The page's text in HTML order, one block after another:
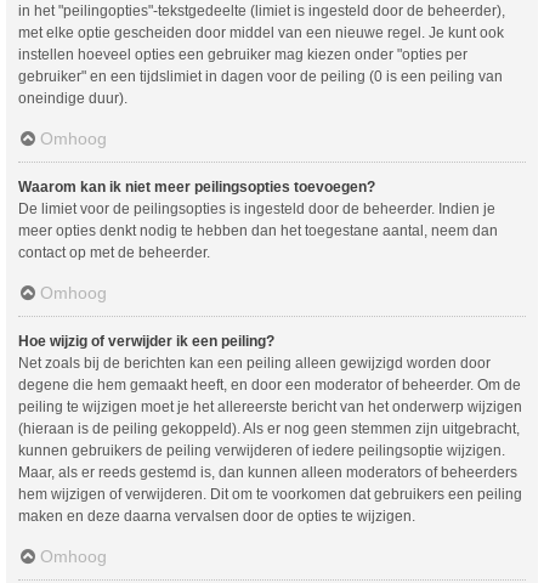
in het "peilingopties"-tekstgedeelte (limiet is ingesteld door de beheerder),
met elke optie gescheiden door middel van een nieuwe regel. Je kunt ook
instellen hoeveel opties een gebruiker mag kiezen onder "opties per
gebruiker" en een tijdslimiet in dagen voor de peiling (0 is een peiling van
oneindige duur).
Omhoog
Waarom kan ik niet meer peilingsopties toevoegen?
De limiet voor de peilingsopties is ingesteld door de beheerder. Indien je
meer opties denkt nodig te hebben dan het toegestane aantal, neem dan
contact op met de beheerder.
Omhoog
Hoe wijzig of verwijder ik een peiling?
Net zoals bij de berichten kan een peiling alleen gewijzigd worden door
degene die hem gemaakt heeft, en door een moderator of beheerder. Om de
peiling te wijzigen moet je het allereerste bericht van het onderwerp wijzigen
(hieraan is de peiling gekoppeld). Als er nog geen stemmen zijn uitgebracht,
kunnen gebruikers de peiling verwijderen of iedere peilingsoptie wijzigen.
Maar, als er reeds gestemd is, dan kunnen alleen moderators of beheerders
hem wijzigen of verwijderen. Dit om te voorkomen dat gebruikers een peiling
maken en deze daarna vervalsen door de opties te wijzigen.
Omhoog